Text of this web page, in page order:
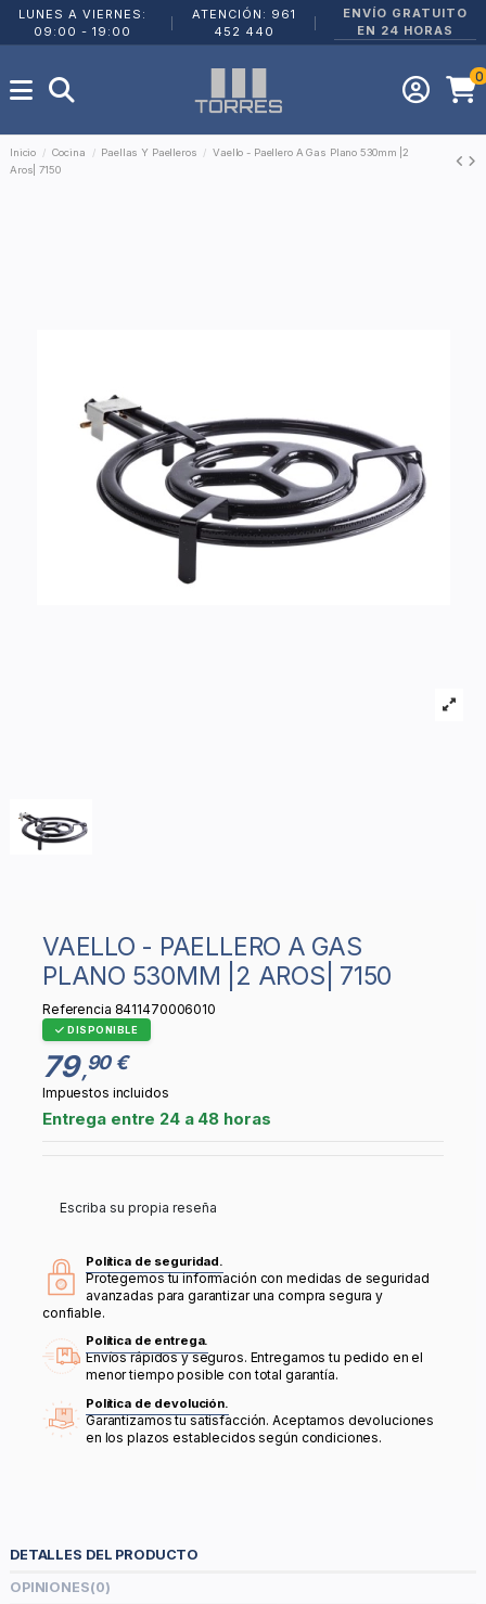
LUNES A VIERNES:
09:00 - 19:00
ATENCIÓN: 961
452 440
ENVÍO GRATUITO
EN 24 HORAS
0
Inicio Cocina Paellas Y Paelleros
Vaello - Paellero A Gas Plano 530mm |2
Aros| 7150
VAELLO - PAELLERO A GAS
PLANO 530MM |2 AROS| 7150
Referencia 8411470006010
DISPONIBLE
79,90 €
Impuestos incluidos
Entrega entre 24 a 48 horas
Escriba su propia reseña
Política de seguridad.
Protegemos tu información con medidas de seguridad
avanzadas para garantizar una compra segura y
confiable.
Política de entrega.
Envíos rápidos y seguros. Entregamos tu pedido en el
menor tiempo posible con total garantía.
Política de devolución.
Garantizamos tu satisfacción. Aceptamos devoluciones
en los plazos establecidos según condiciones.
DETALLES DEL PRODUCTO
OPINIONES(0)